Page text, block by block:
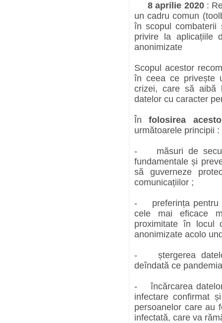
8 aprilie 2020:
un cadru comun
în scopul
privire la aplicațiile
anonimizate
Scopul acestor
în ceea ce privește
crizei, care să aibă
datelor cu caracter
Înfolosirea
următoarele principii :
- măsuri de
fundamentale și
să guverneze
comunicațiilor ;
- preferința pentru
cele mai eficace
proximitate în locul
anonimizate acolo
- ștergerea
deîndată ce
- încărcarea datelor
infectare confirmat
persoanelor care au
infectată, care va